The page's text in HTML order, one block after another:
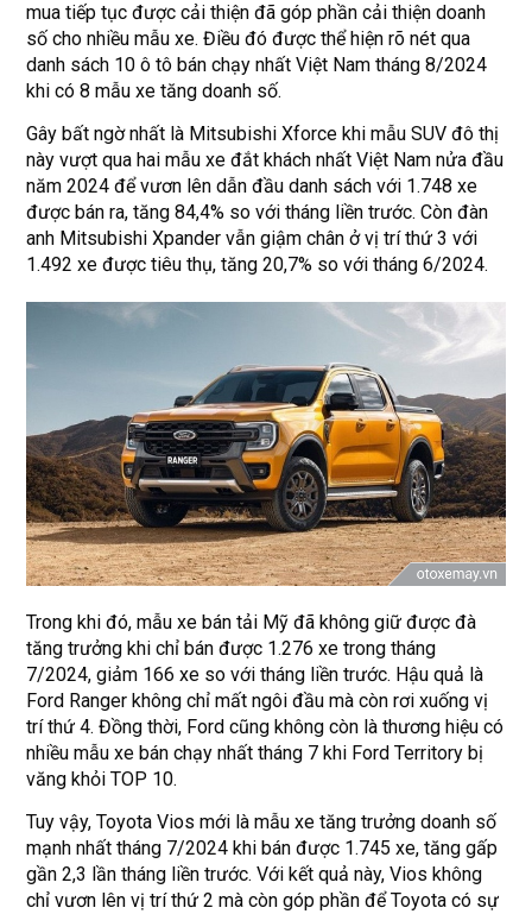
mua tiếp tục được cải thiện đã góp phần cải thiện doanh
số cho nhiều mẫu xe. Điều đó được thể hiện rõ nét qua
danh sách 10 ô tô bán chạy nhất Việt Nam tháng 8/2024
khi có 8 mẫu xe tăng doanh số.
Gây bất ngờ nhất là Mitsubishi Xforce khi mẫu SUV đô thị
này vượt qua hai mẫu xe đắt khách nhất Việt Nam nửa đầu
năm 2024 để vươn lên dẫn đầu danh sách với 1.748 xe
được bán ra, tăng 84,4% so với tháng liền trước. Còn đàn
anh Mitsubishi Xpander vẫn giậm chân ở vị trí thứ 3 với
1.492 xe được tiêu thụ, tăng 20,7% so với tháng 6/2024.
Trong khi đó, mẫu xe bán tải Mỹ đã không giữ được đà
tăng trưởng khi chỉ bán được 1.276 xe trong tháng
7/2024, giảm 166 xe so với tháng liền trước. Hậu quả là
Ford Ranger không chỉ mất ngôi đầu mà còn rơi xuống vị
trí thứ 4. Đồng thời, Ford cũng không còn là thương hiệu có
nhiều mẫu xe bán chạy nhất tháng 7 khi Ford Territory bị
văng khỏi TOP 10.
Tuy vậy, Toyota Vios mới là mẫu xe tăng trưởng doanh số
mạnh nhất tháng 7/2024 khi bán được 1.745 xe, tăng gấp
gần 2,3 lần tháng liền trước. Với kết quả này, Vios không
chỉ vươn lên vị trí thứ 2 mà còn góp phần để Toyota có sự